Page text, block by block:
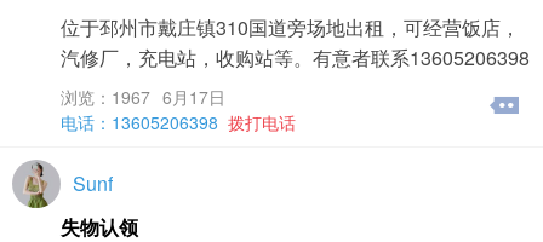
位于邳州市戴庄镇310国道旁场地出租，可经营饭店，
汽修厂，充电站，收购站等。有意者联系13605206398
浏览：1967 6月17日
电话：13605206398 拨打电话
Sunf
失物认领